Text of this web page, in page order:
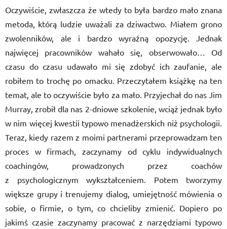
Oczywiście, zwłaszcza że wtedy to była bardzo mało znana
metoda, którą ludzie uważali za dziwactwo. Miałem grono
zwolenników, ale i bardzo wyraźną opozycję. Jednak
najwięcej pracowników wahało się, obserwowało… Od
czasu do czasu udawało mi się zdobyć ich zaufanie, ale
robiłem to trochę po omacku. Przeczytałem książkę na ten
temat, ale to oczywiście było za mało. Przyjechał do nas Jim
Murray, zrobił dla nas 2-dniowe szkolenie, wciąż jednak było
w nim więcej kwestii typowo menadżerskich niż psychologii.
Teraz, kiedy razem z moimi partnerami przeprowadzam ten
proces w firmach, zaczynamy od cyklu indywidualnych
coachingów, prowadzonych przez coachów
z psychologicznym wykształceniem. Potem tworzymy
większe grupy i trenujemy dialog, umiejętność mówienia o
sobie, o firmie, o tym, co chcieliby zmienić. Dopiero po
jakimś czasie zaczynamy pracować z narzędziami typowo